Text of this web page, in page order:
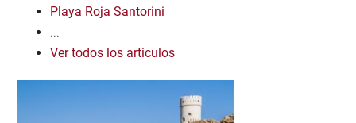
Playa Roja Santorini
...
Ver todos los articulos